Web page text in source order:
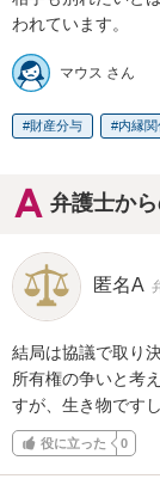
われています。
マウス さん
財産分与 内縁
弁護士か
匿名A
結局は協議で取り
所有権の争いと考
すが、生き物です
役に立った 0